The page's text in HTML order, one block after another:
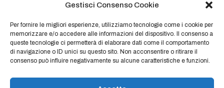
Gestisci Consenso Cookie
Per fornire le migliori esperienze, utilizziamo tecnologie come i cookie per
memorizzare e/o accedere alle informazioni del dispositivo. Il consenso a
queste tecnologie ci permetterà di elaborare dati come il comportamento
di navigazione o ID unici su questo sito. Non acconsentire o ritirare il
consenso può influire negativamente su alcune caratteristiche e funzioni.
milano@grupposarosinvestigazioni.it
Orari